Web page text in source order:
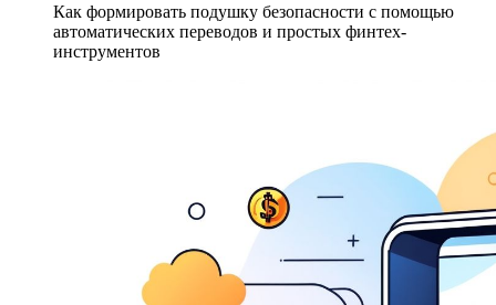
Как формировать подушку безопасности с помощью
автоматических переводов и простых финтех-
инструментов